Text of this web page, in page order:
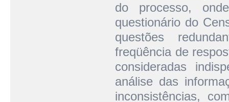
do processo,
questionário do
questões
freqüência de
consideradas
análise das
inconsistências,